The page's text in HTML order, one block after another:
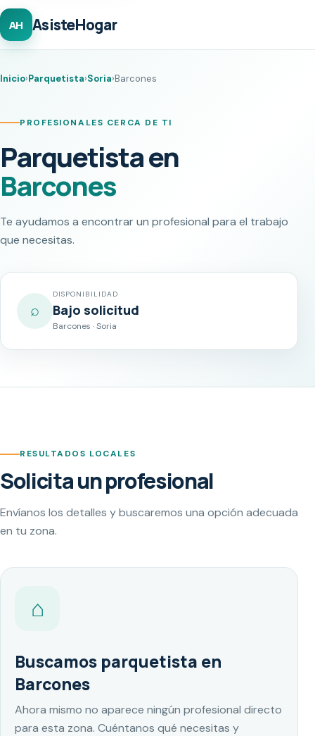
AH AsisteHogar
Inicio›Parquetista›Soria›Barcones
PROFESIONALES CERCA DE TI
Parquetista en
Barcones
Te ayudamos a encontrar un profesional para el trabajo
que necesitas.
⌕
DISPONIBILIDAD
Bajo solicitud
Barcones · Soria
RESULTADOS LOCALES
Solicita un profesional
Envíanos los detalles y buscaremos una opción adecuada
en tu zona.
⌂
Buscamos parquetista en
Barcones
Ahora mismo no aparece ningún profesional directo
para esta zona. Cuéntanos qué necesitas y